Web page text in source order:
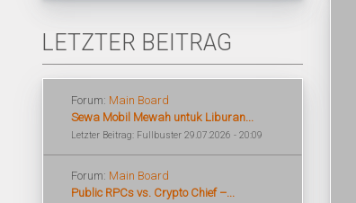
LETZTER BEITRAG
Forum: Main Board
Sewa Mobil Mewah untuk Liburan...
Letzter Beitrag: Fullbuster 29.07.2026 - 20:09
Forum: Main Board
Public RPCs vs. Crypto Chief –...